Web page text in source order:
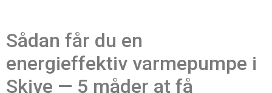
Sådan får du en
energieffektiv varmepumpe i
Skive — 5 måder at få